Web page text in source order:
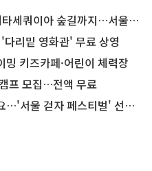
아 숲길까지…서울둘레길 15코스
리밑 영화관' 무료 상영
키즈카페·어린이 체력장
프 모집…전액 무료
걷자 페스티벌' 선착순 5천명